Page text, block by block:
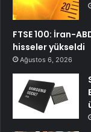
FTSE 100: İran-
hisseler yükseldi
Ağustos 6, 2026